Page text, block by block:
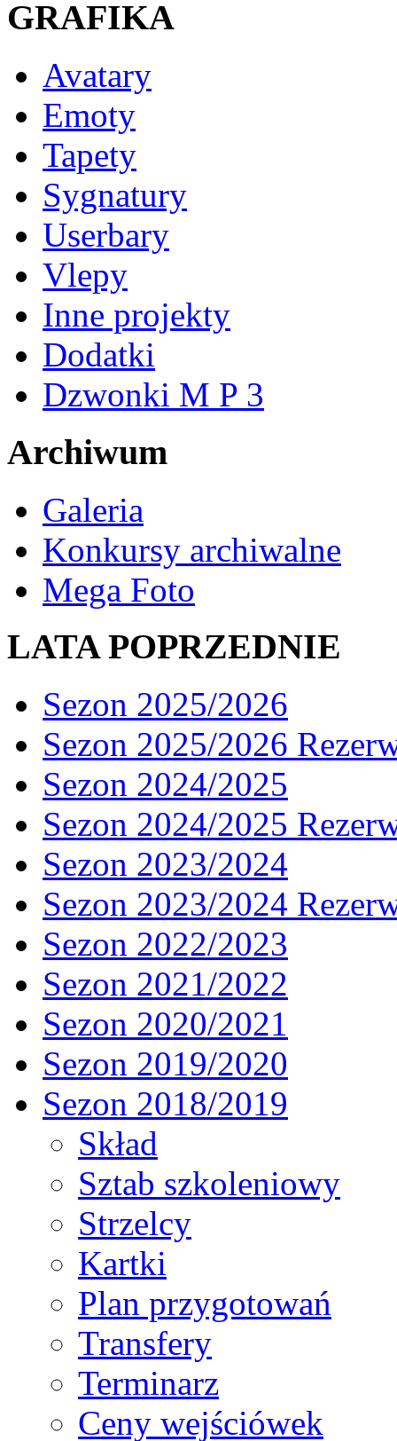
GRAFIKA
Avatary
Emoty
Tapety
Sygnatury
Userbary
Vlepy
Inne projekty
Dodatki
Dzwonki M P 3
Archiwum
Galeria
Konkursy archiwalne
Mega Foto
LATA POPRZEDNIE
Sezon 2025/2026
Sezon 2025/2026
Sezon 2024/2025
Sezon 2024/2025
Sezon 2023/2024
Sezon 2023/2024
Sezon 2022/2023
Sezon 2021/2022
Sezon 2020/2021
Sezon 2019/2020
Sezon 2018/2019
Skład
Sztab szkoleniowy
Strzelcy
Kartki
Plan przygotowań
Transfery
Terminarz
Ceny wejściówek